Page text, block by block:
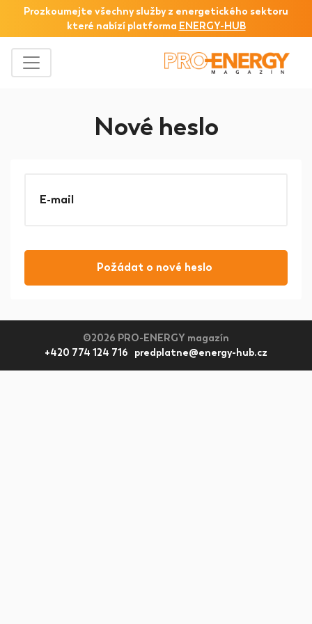
Prozkoumejte všechny služby z energetického sektoru
které nabízí platforma ENERGY-HUB
Nové heslo
E-mail
Požádat o nové heslo
©2026 PRO-ENERGY magazín
+420 774 124 716 predplatne@energy-hub.cz